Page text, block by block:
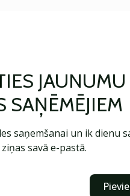
JAUNUMU
SAŅĒMĒJIEM
saņemšanai un ik dienu
savā e-pastā.